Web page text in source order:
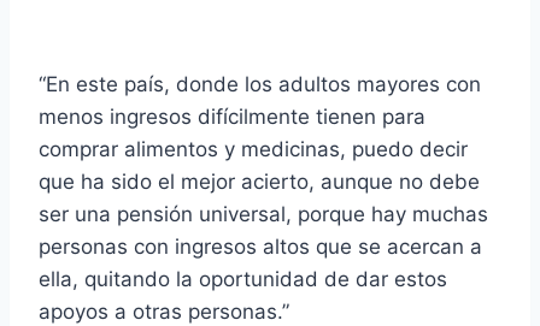
“En este país, donde los adultos mayores con
menos ingresos difícilmente tienen para
comprar alimentos y medicinas, puedo decir
que ha sido el mejor acierto, aunque no debe
ser una pensión universal, porque hay muchas
personas con ingresos altos que se acercan a
ella, quitando la oportunidad de dar estos
apoyos a otras personas.”